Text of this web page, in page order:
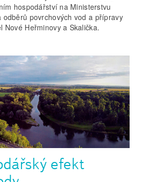
hospodářství na Ministerstvu
odběrů povrchových vod a přípravy
Nové Heřminovy a Skalička.
efekt